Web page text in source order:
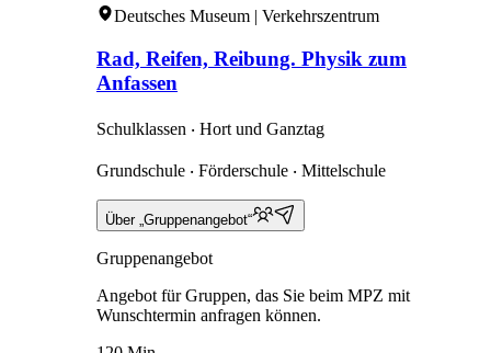
Deutsches Museum | Verkehrszentrum
Rad, Reifen, Reibung. Physik zum
Anfassen
Schulklassen ‧ Hort und Ganztag
Grundschule ‧ Förderschule ‧ Mittelschule
Über „Gruppenangebot“
Gruppenangebot
Angebot für Gruppen, das Sie beim MPZ mit
Wunschtermin anfragen können.